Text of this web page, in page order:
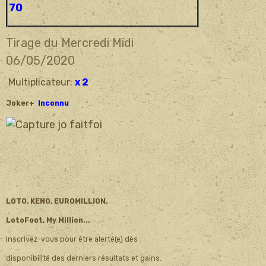
Tirage du Mercredi Midi
06/05/2020
70
Multiplicateur:x 2
Joker+ Inconnu
LOTO, KENO, EUROMILLION,
LotoFoot, My Million...
Inscrivez-vous pour être alerté(e) dès
disponibilité des derniers résultats et gains.